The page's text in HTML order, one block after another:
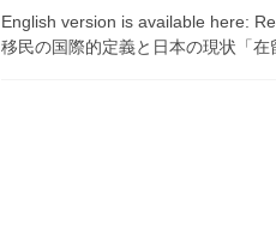
English version is available here:
移民の国際的定義と日本の現状「